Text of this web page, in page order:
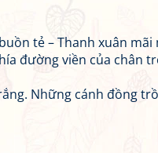
tẻ – Thanh xuân
đường viền của chân
Những cánh đồng